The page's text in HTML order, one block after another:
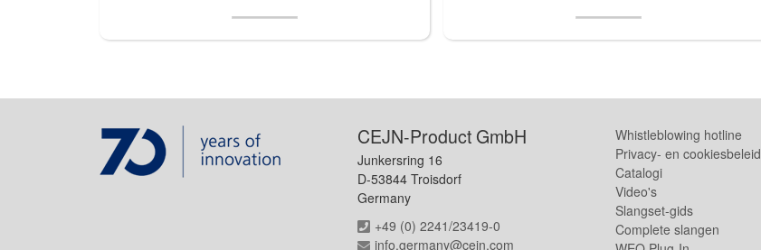
CEJN-Product GmbH
Junkersring 16
D-53844 Troisdorf
Germany
+49 (0) 2241/23419-0
info.germany@cejn.com
Whistleblowing hotline
Privacy- en cookiesbeleid
Catalogi
Video's
Slangset-gids
Complete slangen